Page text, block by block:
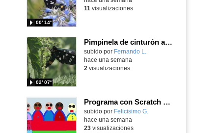
00′ 14″
11 visualizaciones
Pimpinela de cinturón amarillo Amata phegea (Linnaeus, 1758)
Contenido educativo.
subido por Fernando L.
02′ 07″
hace una semana
2 visualizaciones
Programa con Scratch Jr una barrera que se desplaza para dar sensación de movimiento
Contenido educativo.
subido por Felicisimo G.
hace una semana
23visualizaciones